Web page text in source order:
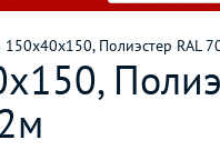
Полиэстер RAL